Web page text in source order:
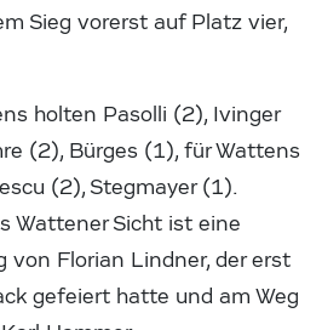
Sieg vorerst auf Platz vier,
holten Pasolli (2), Ivinger
(2), Bürges (1), für Wattens
(2), Stegmayer (1).
Wattener Sicht ist eine
von Florian Lindner, der erst
gefeiert hatte und am Weg